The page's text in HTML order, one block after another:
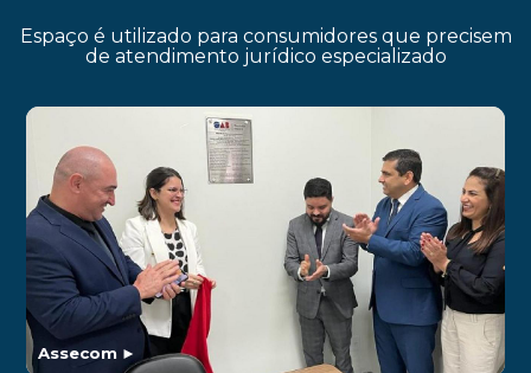
Espaço é utilizado para consumidores que precisem
de atendimento jurídico especializado
Assecom►